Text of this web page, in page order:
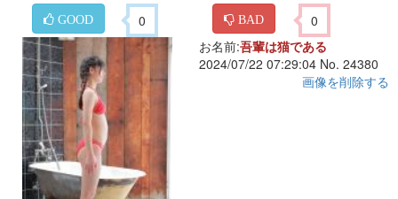
GOOD 0 BAD 0
お名前:吾輩は猫である
2024/07/22 07:29:04 No. 24380
画像を削除する